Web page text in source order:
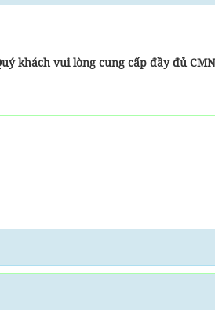
khách vui lòng cung cấp đầy đủ